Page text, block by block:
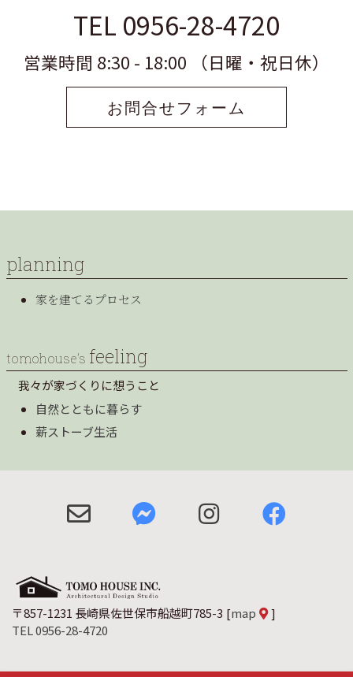
TEL 0956-28-4720
営業時間 8:30 - 18:00 （日曜・祝日休）
お問合せフォーム
planning
家を建てるプロセス
tomohouse’s feeling
我々が家づくりに想うこと
自然とともに暮らす
薪ストーブ生活
〒857-1231 長崎県佐世保市船越町785-3 [map
]
TEL 0956-28-4720